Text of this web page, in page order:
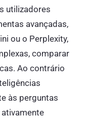
utilizadores
avançadas,
ou o Perplexity,
comparar
Ao contrário
às perguntas